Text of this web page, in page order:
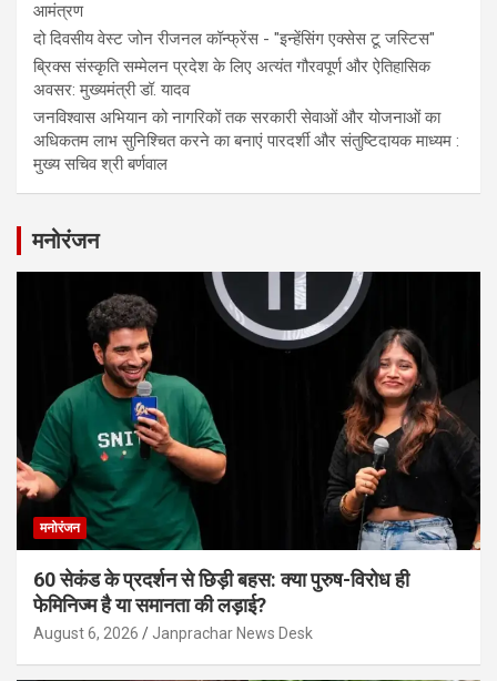
आमंत्रण
दो दिवसीय वेस्ट जोन रीजनल कॉन्फ्रेंस - "इन्हेंसिंग एक्सेस टू जस्टिस"
ब्रिक्स संस्कृति सम्मेलन प्रदेश के लिए अत्यंत गौरवपूर्ण और ऐतिहासिक
अवसर: मुख्यमंत्री डॉ. यादव
जनविश्वास अभियान को नागरिकों तक सरकारी सेवाओं और योजनाओं का
अधिकतम लाभ सुनिश्चित करने का बनाएं पारदर्शी और संतुष्टिदायक माध्यम :
मुख्य सचिव श्री बर्णवाल
मनोरंजन
मनोरंजन
60 सेकंड के प्रदर्शन से छिड़ी बहस: क्या पुरुष-विरोध ही
फेमिनिज्म है या समानता की लड़ाई?
August 6, 2026 Janprachar News Desk